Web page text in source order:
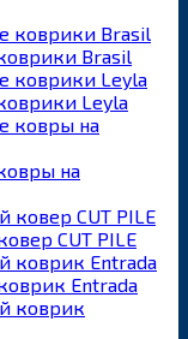
Brasil
Leyla
на
CUT PILE
Entrada